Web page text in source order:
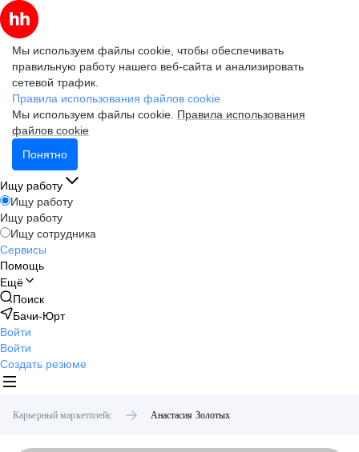
Мы используем файлы cookie, чтобы обеспечивать
правильную работу нашего веб-сайта и анализировать
сетевой трафик.
Правила использования файлов cookie
Мы используем файлы cookie. Правила использования
файлов cookie
Понятно
Ищу работу
Ищу работу
Ищу работу
Ищу сотрудника
Сервисы
Помощь
Ещё
Поиск
Бачи-Юрт
Войти
Войти
Создать резюме
Карьерный маркетплейс Анастасия Золотых